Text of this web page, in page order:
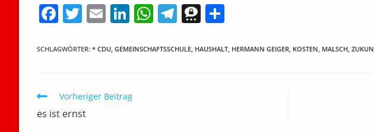
F
c
b
o
T
itt
E
ai
Li
k
dI
n
W
at
T
e
T
re le
SCHLAGWÖRTER: * CDU, GEMEINSCHAFTSSCHULE, HAUSHALT, HERMANN GEIGER, KOSTEN, MALSCH,
Weitere
ansehen
Vorheriger Beitrag
es ist ernst